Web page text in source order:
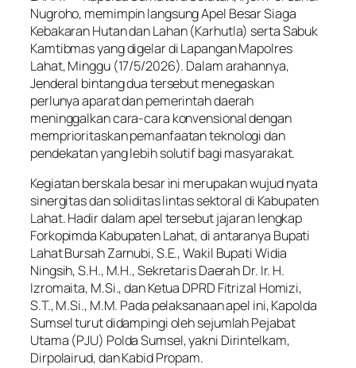
Nugroho, memimpin langsung Apel Besar Siaga
Kebakaran Hutan dan Lahan (Karhutla) serta Sabuk
Kamtibmas yang digelar di Lapangan Mapolres
Lahat, Minggu (17/5/2026). Dalam arahannya,
Jenderal bintang dua tersebut menegaskan
perlunya aparat dan pemerintah daerah
meninggalkan cara-cara konvensional dengan
memprioritaskan pemanfaatan teknologi dan
pendekatan yang lebih solutif bagi masyarakat.
Kegiatan berskala besar ini merupakan wujud nyata
sinergitas dan soliditas lintas sektoral di Kabupaten
Lahat. Hadir dalam apel tersebut jajaran lengkap
Forkopimda Kabupaten Lahat, di antaranya Bupati
Lahat Bursah Zarnubi, S.E., Wakil Bupati Widia
Ningsih, S.H., M.H., Sekretaris Daerah Dr. Ir. H.
Izromaita, M.Si., dan Ketua DPRD Fitrizal Homizi,
S.T., M.Si., M.M. Pada pelaksanaan apel ini, Kapolda
Sumsel turut didampingi oleh sejumlah Pejabat
Utama (PJU) Polda Sumsel, yakni Dirintelkam,
Dirpolairud, dan Kabid Propam.